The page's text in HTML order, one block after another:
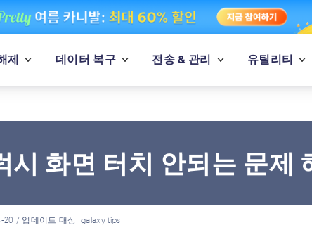
제 데이터 복구 전송 & 관리 유틸리티
시 화면 터치 안되는 문제
20 / 업데이트 대상galaxy tips